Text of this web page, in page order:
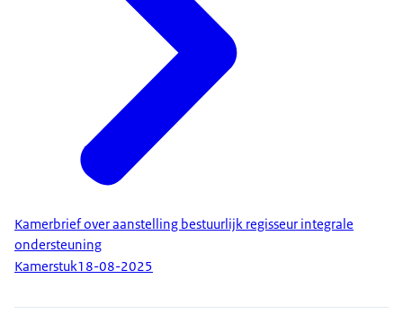
Kamerbrief over aanstelling bestuurlijk regisseur integrale
ondersteuning
Kamerstuk18-08-2025